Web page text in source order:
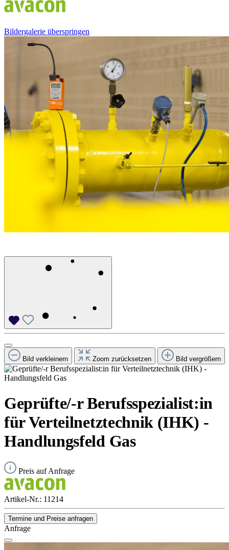
Bildergalerie überspringen
Bild verkleinern Zoom zurücksetzen Bild vergrößern
Geprüfte/-r Berufsspezialist:in
für Verteilnetztechnik (IHK) -
Handlungsfeld Gas
Preis auf Anfrage
Artikel-Nr.: 11214
Termine und Preise anfragen
Anfrage